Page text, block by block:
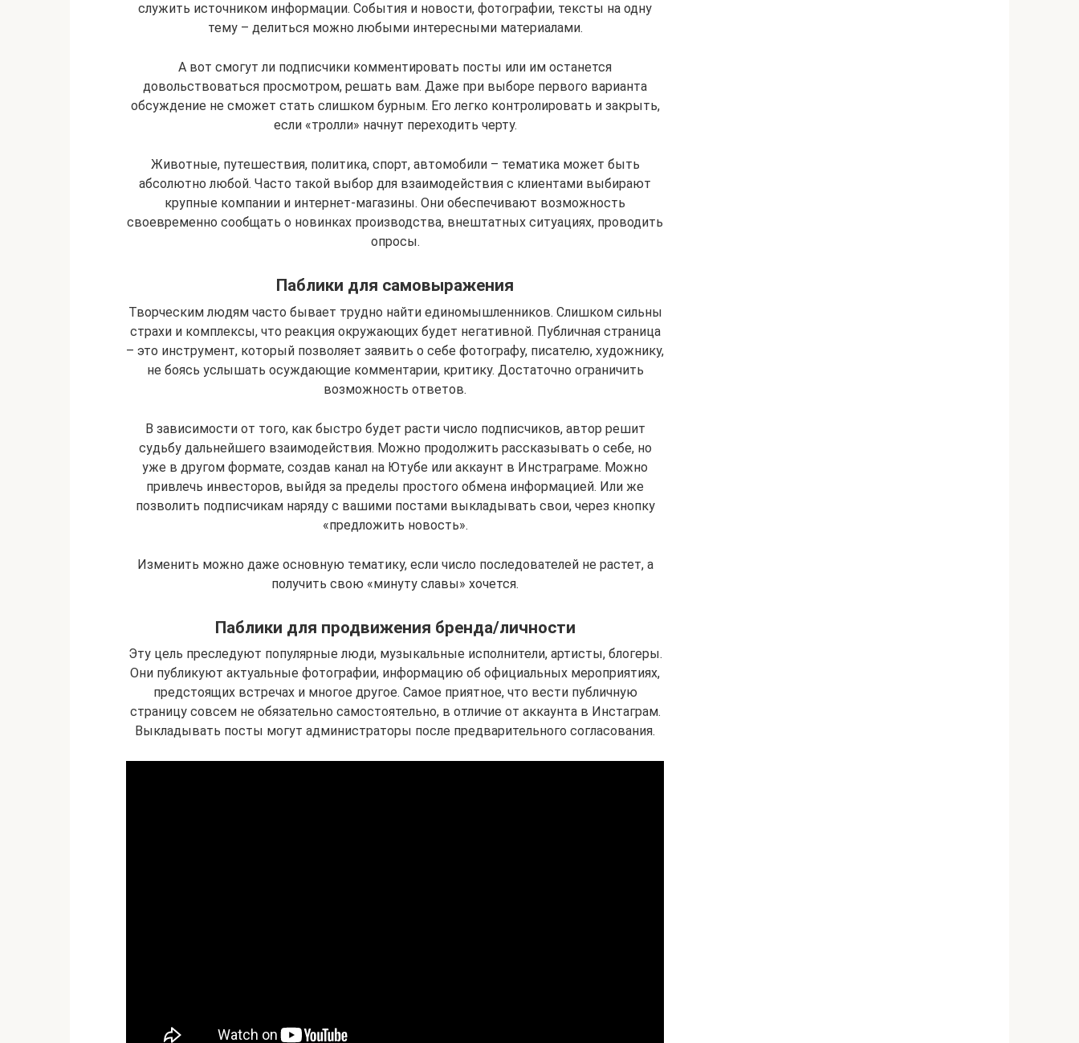
служить источником информации. События и новости, фотографии, тексты на одну
тему – делиться можно любыми интересными материалами.
А вот смогут ли подписчики комментировать посты или им останется
довольствоваться просмотром, решать вам. Даже при выборе первого варианта
обсуждение не сможет стать слишком бурным. Его легко контролировать и закрыть,
если «тролли» начнут переходить черту.
Животные, путешествия, политика, спорт, автомобили – тематика может быть
абсолютно любой. Часто такой выбор для взаимодействия с клиентами выбирают
крупные компании и интернет-магазины. Они обеспечивают возможность
своевременно сообщать о новинках производства, внештатных ситуациях, проводить
опросы.
Паблики для самовыражения
Творческим людям часто бывает трудно найти единомышленников. Слишком сильны
страхи и комплексы, что реакция окружающих будет негативной. Публичная страница
– это инструмент, который позволяет заявить о себе фотографу, писателю, художнику,
не боясь услышать осуждающие комментарии, критику. Достаточно ограничить
возможность ответов.
В зависимости от того, как быстро будет расти число подписчиков, автор решит
судьбу дальнейшего взаимодействия. Можно продолжить рассказывать о себе, но
уже в другом формате, создав канал на Ютубе или аккаунт в Инстраграме. Можно
привлечь инвесторов, выйдя за пределы простого обмена информацией. Или же
позволить подписчикам наряду с вашими постами выкладывать свои, через кнопку
«предложить новость».
Изменить можно даже основную тематику, если число последователей не растет, а
получить свою «минуту славы» хочется.
Паблики для продвижения бренда/личности
Эту цель преследуют популярные люди, музыкальные исполнители, артисты, блогеры.
Они публикуют актуальные фотографии, информацию об официальных мероприятиях,
предстоящих встречах и многое другое. Самое приятное, что вести публичную
страницу совсем не обязательно самостоятельно, в отличие от аккаунта в Инстаграм.
Выкладывать посты могут администраторы после предварительного согласования.